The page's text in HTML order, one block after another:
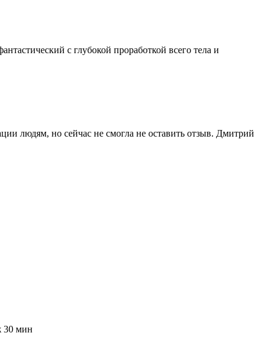
с глубокой проработкой всего тела и
людям, но сейчас не смогла не оставить отзыв. Дмитрий
30 мин